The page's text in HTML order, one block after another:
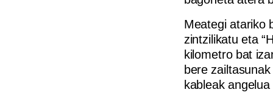
Meategi atariko
zintzilikatu eta
kilometro bat
bere
kableak